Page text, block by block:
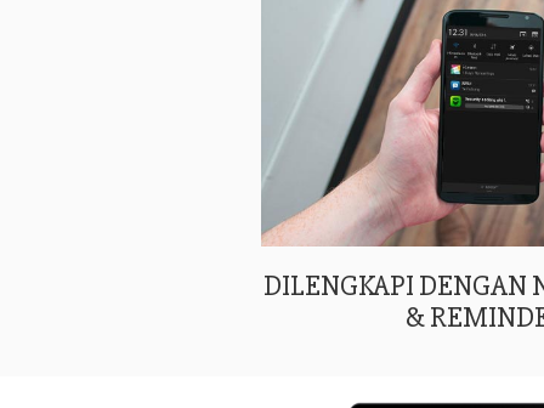
DILENGKAPI DENGAN
&